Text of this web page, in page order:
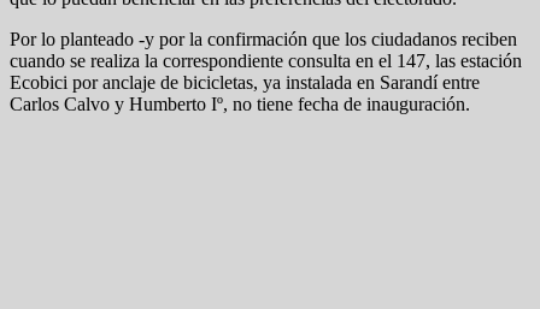
Por lo planteado -y por la confirmación que los ciudadanos reciben
cuando se realiza la correspondiente consulta en el 147, las estación
Ecobici por anclaje de bicicletas, ya instalada en Sarandí entre
Carlos Calvo y Humberto Iº, no tiene fecha de inauguración.